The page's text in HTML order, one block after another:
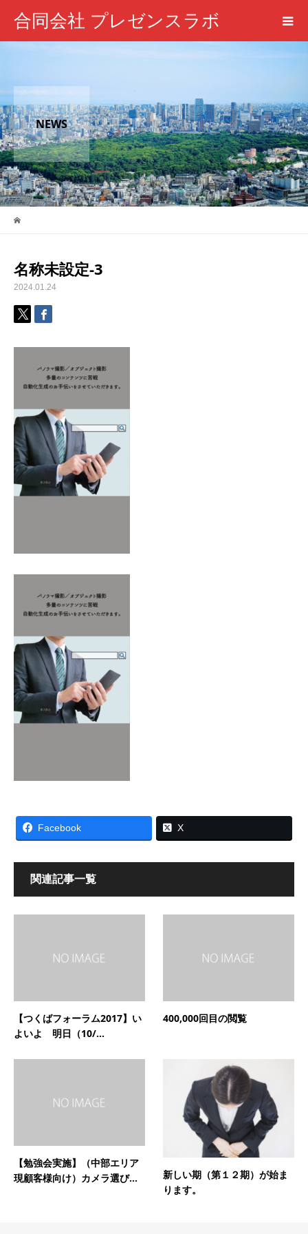
合同会社 プレゼンスラボ
NEWS
名称未設定-3
2024.01.24
Facebook X
関連記事一覧
【つくばフォーラム2017】い
よいよ 明日（10/...
400,000回目の閲覧
【勉強会実施】（中部エリア
現顧客様向け）カメラ選び...
新しい期（第１２期）が始ま
ります。